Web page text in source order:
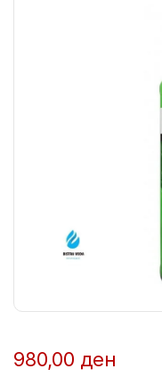
980,00 ден